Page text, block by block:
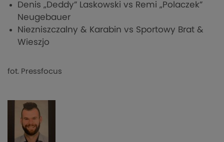
Denis „Deddy” Laskowski vs Remi „Polaczek”
Neugebauer
Niezniszczalny & Karabin vs Sportowy Brat &
Wieszjo
fot. Pressfocus